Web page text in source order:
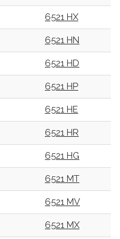
6521 HX
6521 HN
6521 HD
6521 HP
6521 HE
6521 HR
6521 HG
6521 MT
6521 MV
6521 MX